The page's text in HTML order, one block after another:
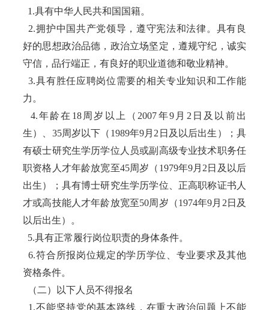
1.具有中华人民共和国国籍。
2.拥护中国共产党领导，遵守宪法和法律。具有良
好的思想政治品德，政治立场坚定，遵规守纪，诚实
守信，品行端正，有良好的职业道德和敬业精神。
3.具有胜任应聘岗位需要的相关专业知识和工作能
力。
4.年龄在18周岁以上（2007年9月2日及以前出
生）、35周岁以下（1989年9月2日及以后出生）；具
有硕士研究生学历学位人员或副高级专业技术职务任
职资格人才年龄放宽至45周岁（1979年9月2日及以后
出生）；具有博士研究生学历学位、正高职称证书人
才或高技能人才年龄放宽至50周岁（1974年9月2日及
以后出生）。
5.具有正常履行岗位职责的身体条件。
6.符合所报岗位规定的学历学位、专业要求及其他
资格条件。
（二）以下人员不得报名
1.不能坚持党的基本路线，在重大政治问题上不能